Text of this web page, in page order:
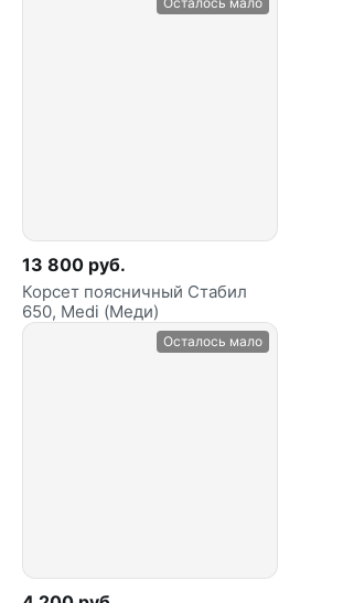
13 800 руб.
Корсет поясничный Стабил
650, Medi (Меди)
Осталось мало